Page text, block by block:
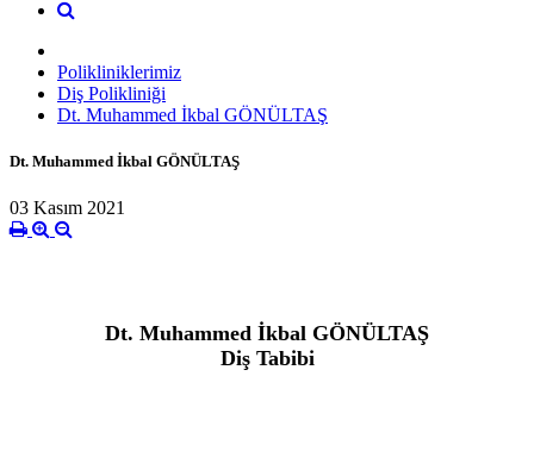
Polikliniklerimiz
Diş Polikliniği
Dt. Muhammed İkbal GÖNÜLTAŞ
Dt. Muhammed İkbal GÖNÜLTAŞ
03 Kasım 2021
Dt. Muhammed İkbal GÖNÜLTAŞ
Diş Tabibi